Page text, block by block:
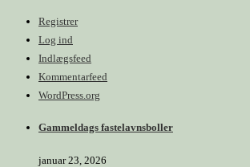
Registrer
Log ind
Indlægsfeed
Kommentarfeed
WordPress.org
Gammeldags fastelavnsboller
januar 23, 2026